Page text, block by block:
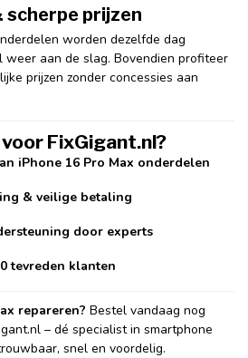
scherpe prijzen
worden dezelfde dag
weer aan de slag. Bovendien profiteer
prijzen zonder concessies aan
FixGigant.nl?
iPhone 16 Pro Max onderdelen
& veilige betaling
door experts
tevreden klanten
repareren? Bestel vandaag nog
– dé specialist in smartphone
snel en voordelig.